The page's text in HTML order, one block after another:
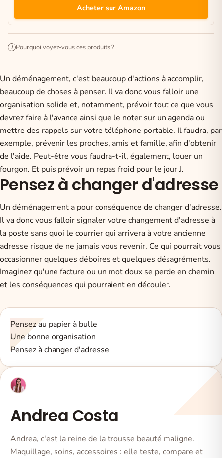
Acheter sur Amazon
i Pourquoi voyez-vous ces produits ?
Un déménagement, c'est beaucoup d'actions à accomplir,
beaucoup de choses à penser. Il va donc vous falloir une
organisation solide et, notamment, prévoir tout ce que vous
devrez faire à l'avance ainsi que le noter sur un agenda ou
mettre des rappels sur votre téléphone portable. Il faudra, par
exemple, prévenir les proches, amis et famille, afin d'obtenir
de l'aide. Peut-être vous faudra-t-il, également, louer un
fourgon. Et puis prévoir un repas froid pour le jour J.
Pensez à changer d'adresse
Un déménagement a pour conséquence de changer d'adresse.
Il va donc vous falloir signaler votre changement d'adresse à
la poste sans quoi le courrier qui arrivera à votre ancienne
adresse risque de ne jamais vous revenir. Ce qui pourrait vous
occasionner quelques déboires et quelques désagréments.
Imaginez qu'une facture ou un mot doux se perde en chemin
et les conséquences qui pourraient en découler.
Pensez au papier à bulle
Une bonne organisation
Pensez à changer d'adresse
Andrea Costa
Andrea, c'est la reine de la trousse beauté maligne.
Maquillage, soins, accessoires : elle teste, compare et